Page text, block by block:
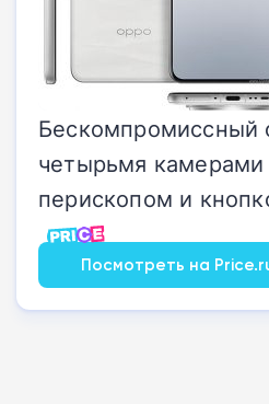
Бескомпромиссный
четырьмя
перископом и
Посмотреть на